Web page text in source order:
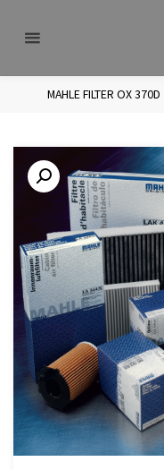
MAHLE FILTER OX 370D